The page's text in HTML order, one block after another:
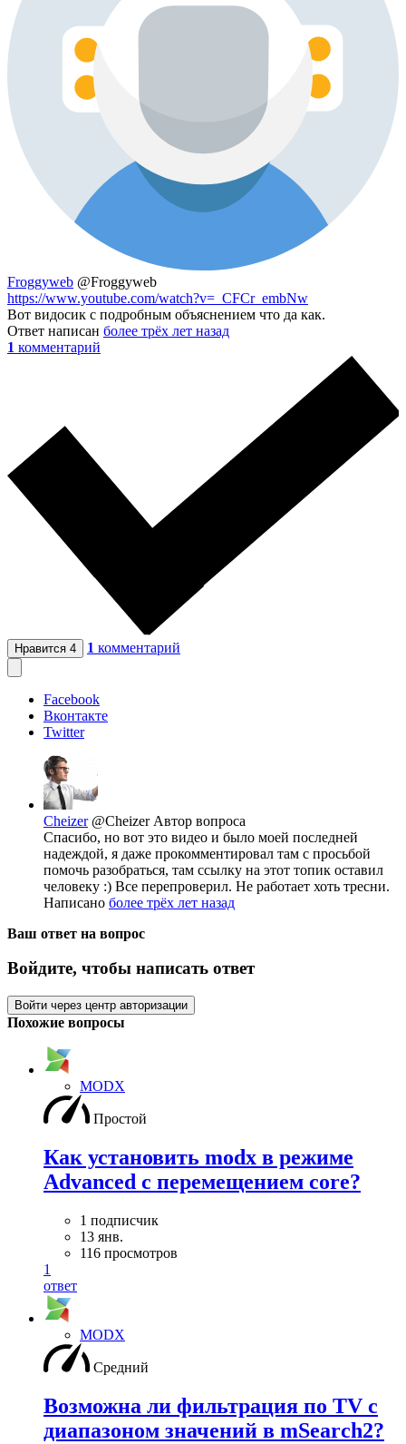
Froggyweb @Froggyweb
https://www.youtube.com/watch?v=_CFCr_embNw
Вот видосик с подробным объяснением что да как.
Ответ написан более трёх лет назад
1 комментарий
Нравится 4 1 комментарий
Facebook
Вконтакте
Twitter
Cheizer @Cheizer Автор вопроса
Спасибо, но вот это видео и было моей последней
надеждой, я даже прокомментировал там с просьбой
помочь разобраться, там ссылку на этот топик оставил
человеку :) Все перепроверил. Не работает хоть тресни.
Написано более трёх лет назад
Ваш ответ на вопрос
Войдите, чтобы написать ответ
Войти через центр авторизации
Похожие вопросы
MODX
Простой
Как установить modx в режиме
Advanced с перемещением core?
1 подписчик
13 янв.
116 просмотров
1
ответ
MODX
Средний
Возможна ли фильтрация по TV с
диапазоном значений в mSearch2?